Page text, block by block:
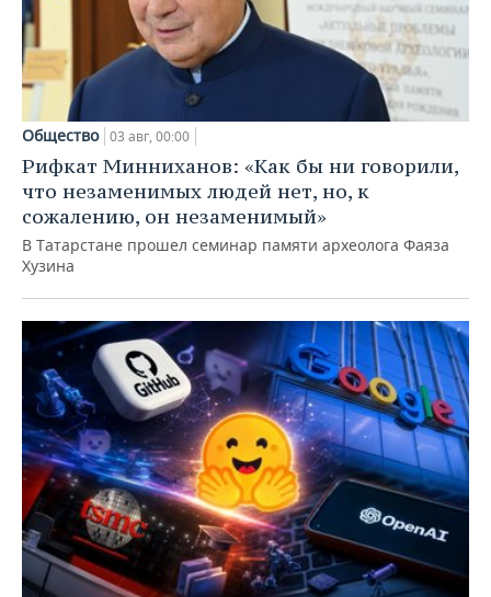
Общество 03 авг, 00:00
Рифкат Минниханов: «Как бы ни говорили,
что незаменимых людей нет, но, к
сожалению, он незаменимый»
В Татарстане прошел семинар памяти археолога Фаяза
Хузина